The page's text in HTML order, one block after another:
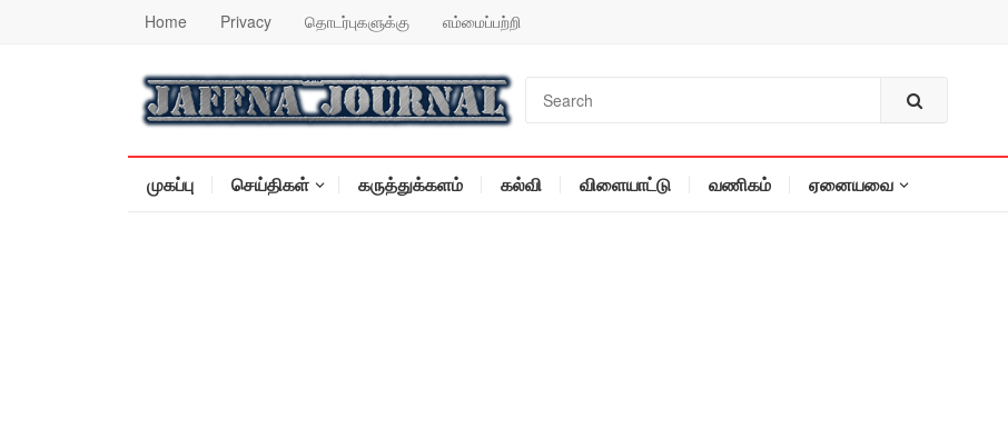
Home Privacy தொடர்புகளுக்கு எம்மைப்பற்றி
முகப்பு செய்திகள் கருத்துக்களம் கல்வி விளையாட்டு வணிகம் ஏனையவை